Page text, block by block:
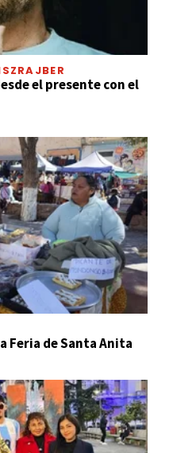
el presente con el
Feria de Santa Anita